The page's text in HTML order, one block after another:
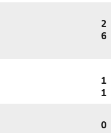
2
6
1
1
0